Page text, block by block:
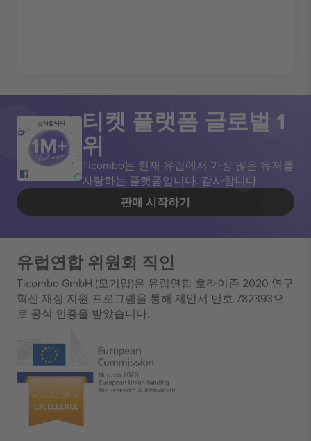
감사합니다 티켓 플랫폼 글로벌 1
위
Ticombo는 현재 유럽에서 가장 많은 유저를
자랑하는 플랫폼입니다. 감사합니다
판매 시작하기
유럽연합 위원회 직인
Ticombo GmbH (모기업)은 유럽연합 호라이즌 2020 연구
혁신 재정 지원 프로그램을 통해 제안서 번호 782393으
로 공식 인증을 받았습니다.